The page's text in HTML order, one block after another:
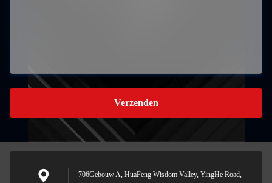
Verzenden
706Gebouw A, HuaFeng Wisdom Valley, YingHe Road,